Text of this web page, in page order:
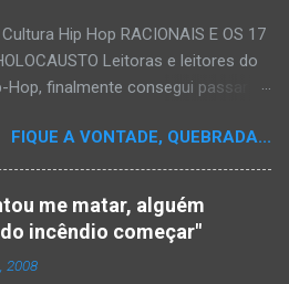
Hip Hop RACIONAIS E OS 17
Leitoras e leitores do
Hop, finalmente consegui passar
tempo vinha maturando: uma
"ensaio-tributo" ao disco mais
do rap brasileiro, que completará 17
em 2008. Falo de "Holocausto
grupo paulistano Racionais MC's.
uma pequena digressão. É
FIQUE A VONTADE, QUEBRADA...
me matar, alguém
incêndio começar"
2008